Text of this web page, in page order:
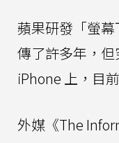
蘋果研發「螢幕
傳了許多年，
iPhone 上，目
外媒《The